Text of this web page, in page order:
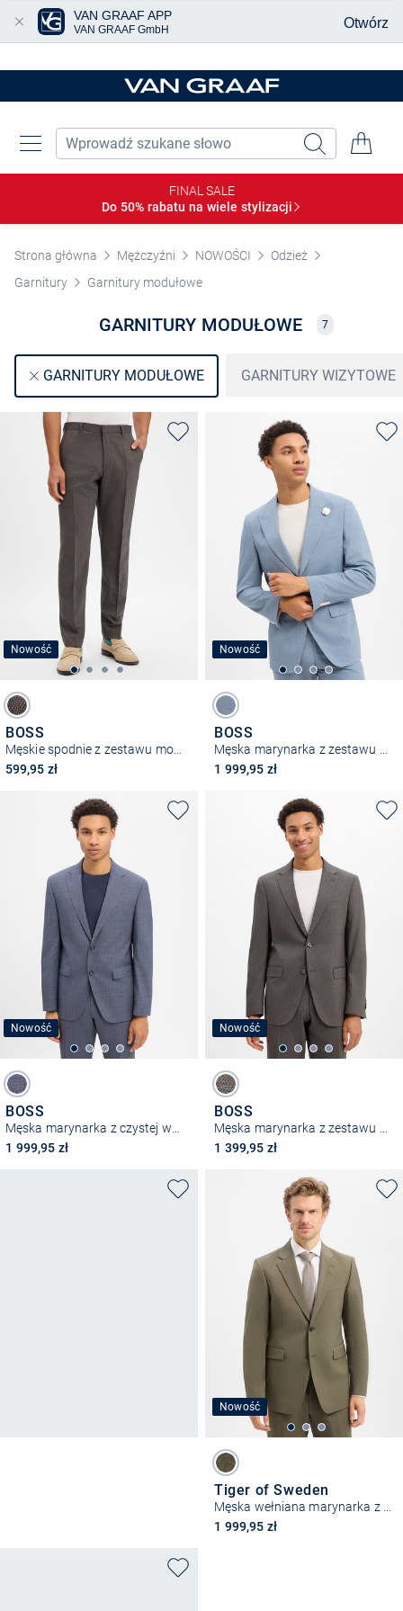
FINAL SALE
Do 50% rabatu na wiele stylizacji
Strona główna Mężczyźni NOWOŚCI
Odzież
Garnitury
Garnitury modułowe
GARNITURY MODUŁOWE 7
GARNITURY MODUŁOWE GARNITURY WIZYTOWE
Nowość
BOSS
Męskie spodnie z zestawu modułowego z domieszką wełny owczej – H-Leon-MM-C-NF
599,95 zł
Nowość
BOSS
1 999,95 zł
Nowość
BOSS
1 999,95 zł
Nowość
BOSS
1 399,95 zł
Nowość
Tiger of Sweden
1 999,95 zł
VAN GRAAF APP
VAN GRAAF GmbH Otwórz